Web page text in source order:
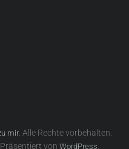
mir. Alle Rechte vorbehalten.
von WordPress.